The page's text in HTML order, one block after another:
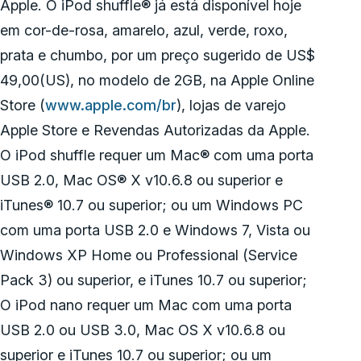
Apple. O iPod shuffle® já está disponível hoje
em cor-de-rosa, amarelo, azul, verde, roxo,
prata e chumbo, por um preço sugerido de US$
49,00(US), no modelo de 2GB, na Apple Online
Store (www.apple.com/br), lojas de varejo
Apple Store e Revendas Autorizadas da Apple.
O iPod shuffle requer um Mac® com uma porta
USB 2.0, Mac OS® X v10.6.8 ou superior e
iTunes® 10.7 ou superior; ou um Windows PC
com uma porta USB 2.0 e Windows 7, Vista ou
Windows XP Home ou Professional (Service
Pack 3) ou superior, e iTunes 10.7 ou superior;
O iPod nano requer um Mac com uma porta
USB 2.0 ou USB 3.0, Mac OS X v10.6.8 ou
superior e iTunes 10.7 ou superior; ou um